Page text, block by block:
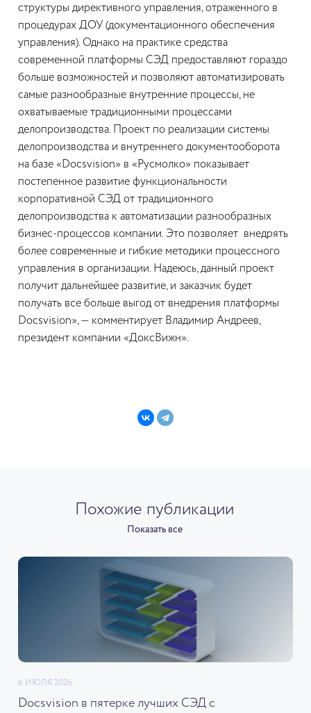
структуры директивного управления, отраженного в
процедурах ДОУ (документационного обеспечения
управления). Однако на практике средства
современной платформы СЭД предоставляют гораздо
больше возможностей и позволяют автоматизировать
самые разнообразные внутренние процессы, не
охватываемые традиционными процессами
делопроизводства. Проект по реализации системы
делопроизводства и внутреннего документооборота
на базе «Docsvision» в «Русмолко» показывает
постепенное развитие функциональности
корпоративной СЭД от традиционного
делопроизводства к автоматизации разнообразных
бизнес-процессов компании. Это позволяет внедрять
более современные и гибкие методики процессного
управления в организации. Надеюсь, данный проект
получит дальнейшее развитие, и заказчик будет
получать все больше выгод от внедрения платформы
Docsvision», — комментирует Владимир Андреев,
президент компании «ДоксВижн».
Похожие публикации
Показать все
6 ИЮЛЯ 2026
Docsvision в пятерке лучших СЭД с